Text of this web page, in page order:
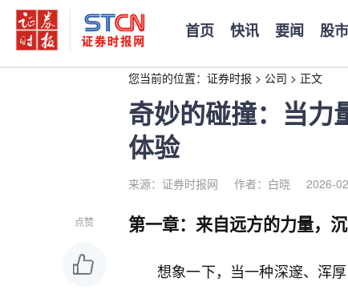
首页 快讯 要闻 股市
您当前的位置： 证券时报 > 公司 > 正文
奇妙的碰撞：当力
体验
来源：证券时报网 作者：白晓 2026-
点赞 第一章：来自远方的力量，
想象一下，当一种深邃、浑